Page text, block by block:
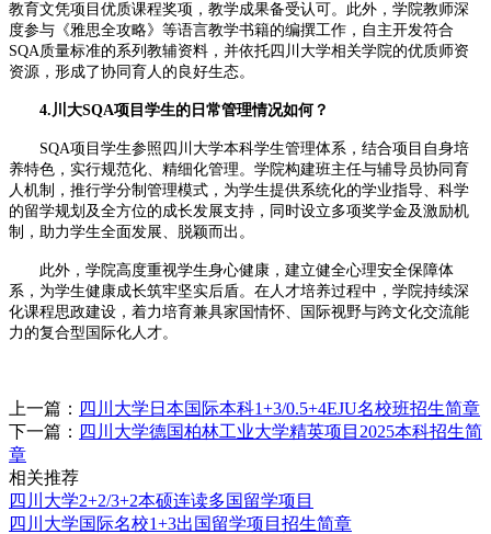
教育文凭项目优质课程奖项，教学成果备受认可。此外，学院教师深
度参与《雅思全攻略》等语言教学书籍的编撰工作，自主开发符合
SQA质量标准的系列教辅资料，并依托四川大学相关学院的优质师资
资源，形成了协同育人的良好生态。
4.川大SQA项目学生的日常管理情况如何？
SQA项目学生参照四川大学本科学生管理体系，结合项目自身培
养特色，实行规范化、精细化管理。学院构建班主任与辅导员协同育
人机制，推行学分制管理模式，为学生提供系统化的学业指导、科学
的留学规划及全方位的成长发展支持，同时设立多项奖学金及激励机
制，助力学生全面发展、脱颖而出。
此外，学院高度重视学生身心健康，建立健全心理安全保障体
系，为学生健康成长筑牢坚实后盾。在人才培养过程中，学院持续深
化课程思政建设，着力培育兼具家国情怀、国际视野与跨文化交流能
力的复合型国际化人才。
上一篇： 四川⼤学日本国际本科1+3/0.5+4EJU名校班招生简章
下一篇： 四川大学德国柏林工业大学精英项目2025本科招生简
章
相关推荐
四川大学2+2/3+2本硕连读多国留学项目
四川大学国际名校1+3出国留学项目招生简章